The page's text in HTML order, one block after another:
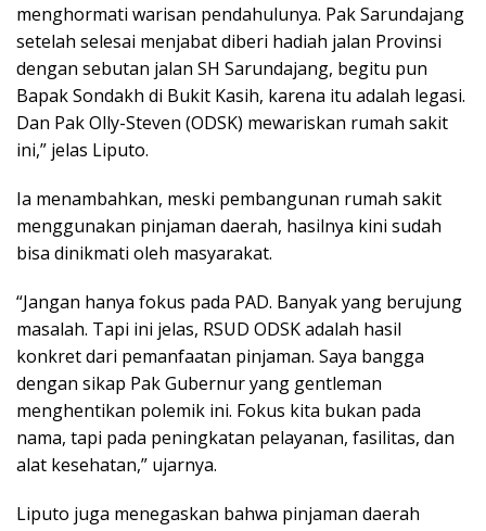
menghormati warisan pendahulunya. Pak Sarundajang
setelah selesai menjabat diberi hadiah jalan Provinsi
dengan sebutan jalan SH Sarundajang, begitu pun
Bapak Sondakh di Bukit Kasih, karena itu adalah legasi.
Dan Pak Olly-Steven (ODSK) mewariskan rumah sakit
ini,” jelas Liputo.
Ia menambahkan, meski pembangunan rumah sakit
menggunakan pinjaman daerah, hasilnya kini sudah
bisa dinikmati oleh masyarakat.
“Jangan hanya fokus pada PAD. Banyak yang berujung
masalah. Tapi ini jelas, RSUD ODSK adalah hasil
konkret dari pemanfaatan pinjaman. Saya bangga
dengan sikap Pak Gubernur yang gentleman
menghentikan polemik ini. Fokus kita bukan pada
nama, tapi pada peningkatan pelayanan, fasilitas, dan
alat kesehatan,” ujarnya.
Liputo juga menegaskan bahwa pinjaman daerah